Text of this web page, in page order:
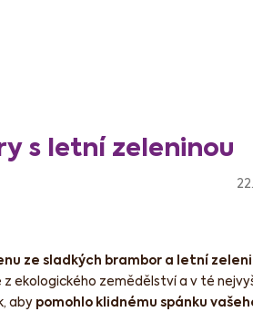
s letní zeleninou
ze sladkých brambor a letní
z ekologického zemědělství a v té
aby pomohlo klidnému spánku